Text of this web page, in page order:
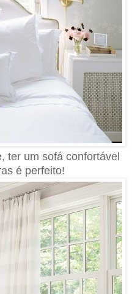
ter um sofá confortável
é perfeito!